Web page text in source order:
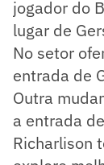
jogador do
lugar de
No setor
entrada de
Outra
a entrada
Richarlison